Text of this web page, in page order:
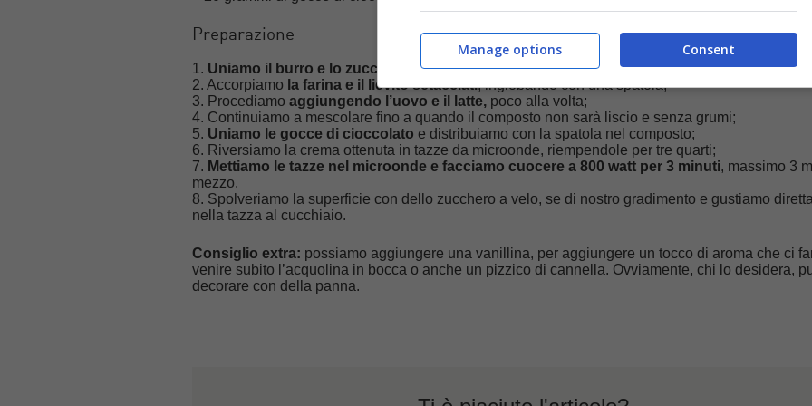
Preparazione
1. Uniamo il burro e lo zucchero in una ciotolae amalgamiamo;
2. Accorpiamo la farina e il lievito setacciati, inglobando con una spatola;
3. Procediamo aggiungendo l’uovo e il latte, poco alla volta;
4. Continuiamo a mescolare fino a quando il composto non sarà liscio e senza grumi;
5. Uniamo le gocce di cioccolato e distribuiamo con la spatola nel composto;
6. Riversiamo la crema ottenuta in tazze da microonde, riempendole per tre quarti;
7. Mettiamo le tazze nel microonde e facciamo cuocere a 800 watt per 3 minuti, massimo 3
mezzo.
8. Spolveriamo la superficie con dello zucchero a velo, se di nostro gradimento e gustiamo
nella tazza al cucchiaio.
Consiglio extra: possiamo aggiungere una vanillina, per aggiungere un tocco di aroma che ci
venire subito l’acquolina in bocca o anche un pizzico di cannella. Ovviamente, chi lo desidera,
decorare con della panna.
Consent
Manage options